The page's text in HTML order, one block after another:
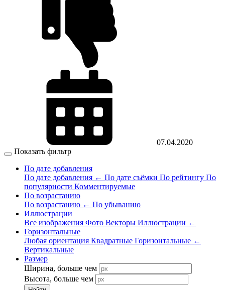
07.04.2020
Показать фильтр
По дате добавления
По дате добавления ← По дате съёмки По рейтингу По
популярности Комментируемые
По возрастанию
По возрастанию ← По убыванию
Иллюстрации
Все изображения Фото Векторы Иллюстрации ←
Горизонтальные
Любая ориентация Квадратные Горизонтальные ←
Вертикальные
Размер
Ширина, больше чем
Высота, больше чем